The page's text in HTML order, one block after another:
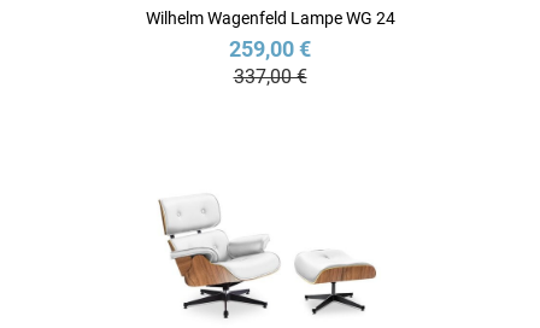
Wilhelm Wagenfeld Lampe WG 24
259,00 €
337,00 €